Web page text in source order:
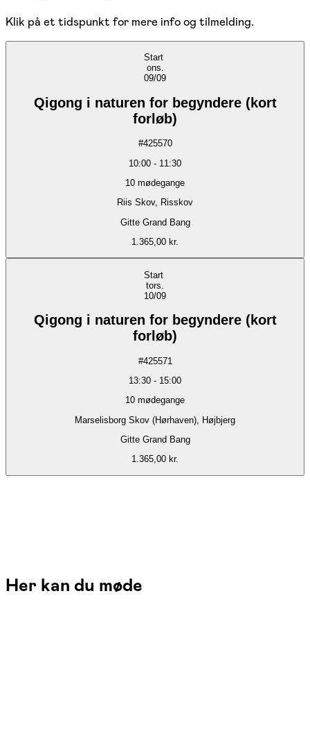
Klik på et tidspunkt for mere info og tilmelding.
Start
ons.
09/09
Qigong i naturen for begyndere (kort
forløb)
#425570
10:00 - 11:30
10 mødegange
Riis Skov, Risskov
Gitte Grand Bang
1.365,00 kr.
Start
tors.
10/09
Qigong i naturen for begyndere (kort
forløb)
#425571
13:30 - 15:00
10 mødegange
Marselisborg Skov (Hørhaven), Højbjerg
Gitte Grand Bang
1.365,00 kr.
Her kan du møde